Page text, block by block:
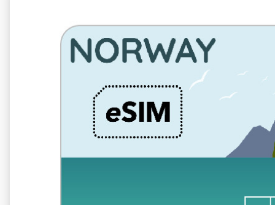
Roaming en